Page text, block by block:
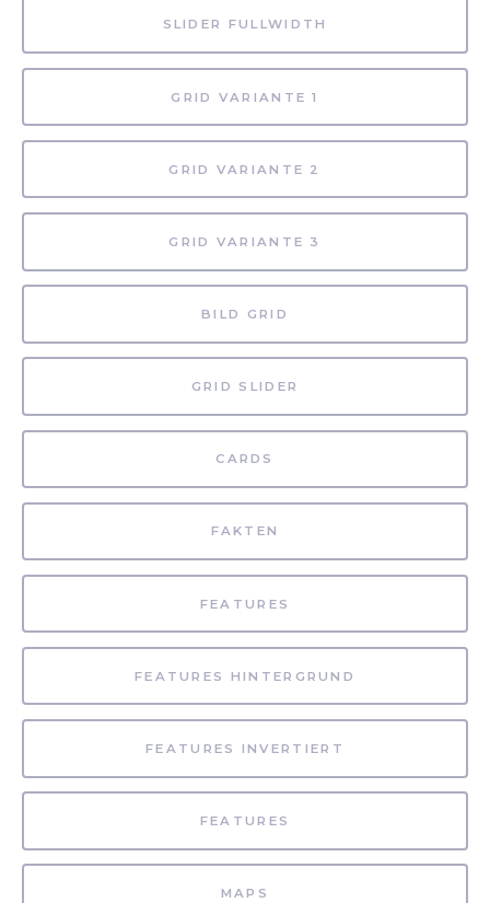
SLIDER FULLWIDTH
GRID VARIANTE 1
GRID VARIANTE 2
GRID VARIANTE 3
BILD GRID
GRID SLIDER
CARDS
FAKTEN
FEATURES
FEATURES HINTERGRUND
FEATURES INVERTIERT
FEATURES
MAPS